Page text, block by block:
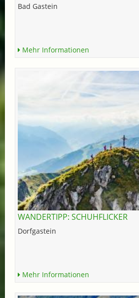
Bad Gastein
Mehr Informationen
WANDERTIPP: SCHUHFLICKER
Dorfgastein
Mehr Informationen